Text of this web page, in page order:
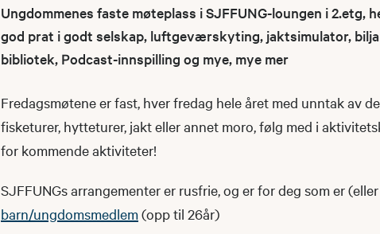
Ungdommenes faste møteplass i SJFFUNG-loungen i 2.etg,
god prat i godt selskap, luftgeværskyting, jaktsimulator,
bibliotek, Podcast-innspilling og mye, mye mer
Fredagsmøtene er fast, hver fredag hele året med unntak av
fisketurer, hytteturer, jakt eller annet moro, følg med i
for kommende aktiviteter!
SJFFUNGs arrangementer er rusfrie, og er for deg som er
barn/ungdomsmedlem(opp til 26år)